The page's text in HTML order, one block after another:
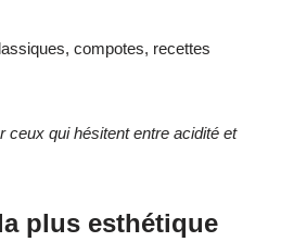
compotes, recettes
ceux qui hésitent entre acidité et
plus esthétique